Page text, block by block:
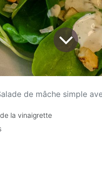
de mâche simple
la vinaigrette